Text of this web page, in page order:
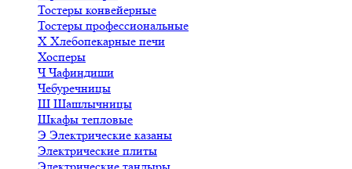
Тостеры конвейерные
Тостеры профессиональные
Х Хлебопекарные печи
Хосперы
ЧЧафиндиши
Чебуречницы
Ш Шашлычницы
Шкафы тепловые
Э Электрические казаны
Электрические плиты